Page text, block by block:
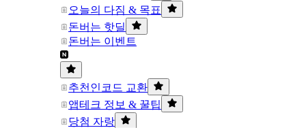
오늘의 다짐 & 목표
돈버는 핫딜
돈버는 이벤트
추천인코드 교환
앱테크 정보 & 꿀팁
당첨 자랑